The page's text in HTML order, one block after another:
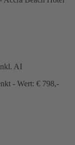
AI
- Wert: € 798,-